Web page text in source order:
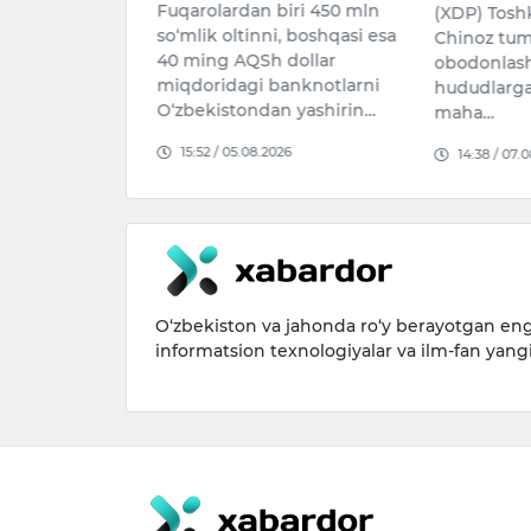
(XDP) Toshkent viloyati
Chinoz tumani hokimining
obodonlashtirilmagan
hududlarga “Sharmandali
maha…
14:38 / 07.08.2026
rusumli
ishtirokida
transport
haydovchi
O‘zbekiston va jahonda ro‘y berayotgan
informatsion texnologiyalar va ilm-fan